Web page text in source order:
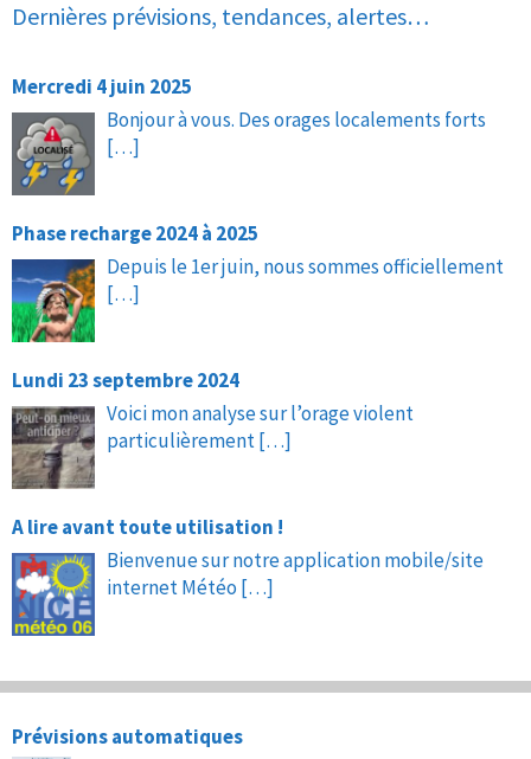
Dernières prévisions, tendances, alertes…
Mercredi 4 juin 2025
Bonjour à vous. Des orages localements forts
[…]
Phase recharge 2024 à 2025
Depuis le 1er juin, nous sommes officiellement
[…]
Lundi 23 septembre 2024
Voici mon analyse sur l’orage violent
particulièrement[…]
A lire avant toute utilisation !
Bienvenue sur notre application mobile/site
internet Météo […]
Prévisions automatiques